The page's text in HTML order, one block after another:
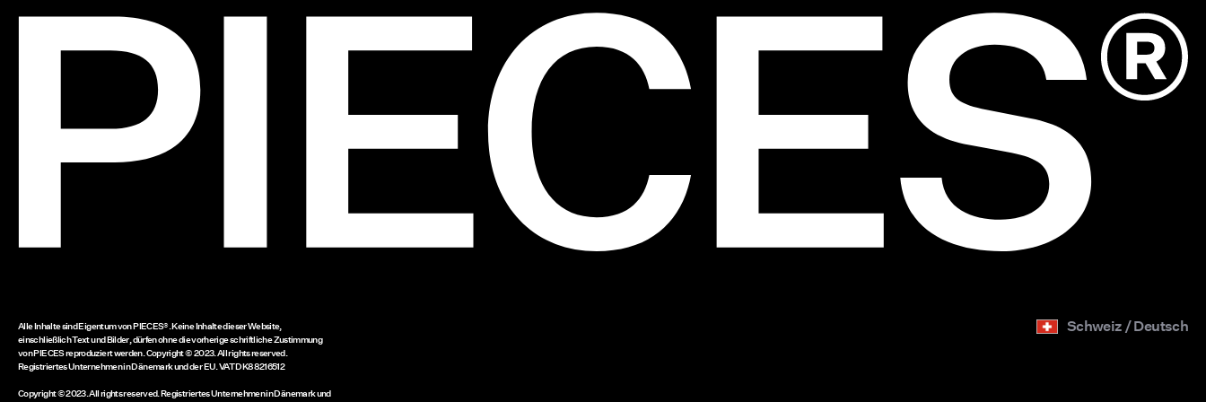
moderne, verspielte Version des Klassikers.
Smart Casual Twist: Eine gerade geschnittene Jeans
in dunkler Waschung mit einerBluse
oder einem eng
Oberteilund Loafern ergibt ein
elegantes, aber dennoch zugängliches Outfit. Füge
eine strukturierte Tasche oder einen
hinzu, um
nahtlos vom Büro in die Abendgestaltung
Lagen-Looks: Straight-Leg-Jeans sind perfekt unter
Oversized-Mänteln , kuscheligen Strickjackenoder
Teddyjacken . Mit einemSchal
oder Statement-Schmuck lässt sich der Look im
Alle Inhalte sind Eigentum von PIECES®. Keine Inhalte dieser Website,
einschließlich Text und Bilder, dürfen ohne die vorherige schriftliche Zustimmung
von PIECES reproduziert werden. Copyright © 2023. All rights reserved.
Registriertes Unternehmen in Dänemark und der EU. VAT DK88216512
Copyright © 2023. All rights reserved. Registriertes Unternehmen in Dänemark und
Schweiz / Deutsch